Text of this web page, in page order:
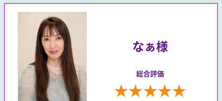
なぁ様
総合評価
★★★★★